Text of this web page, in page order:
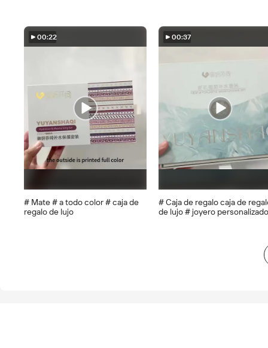
00:22
# Mate # a todo color # caja de
regalo de lujo
00:37
# Caja de regalo caja de
de lujo # joyero personalizado